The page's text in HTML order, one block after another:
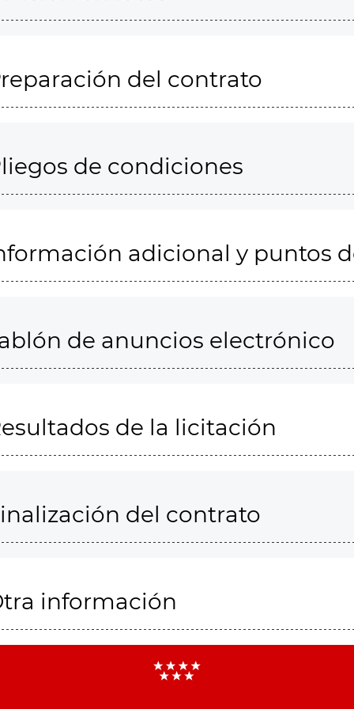
del contrato
de condiciones
adicional y puntos
de anuncios electrónico
de la licitación
del contrato
información